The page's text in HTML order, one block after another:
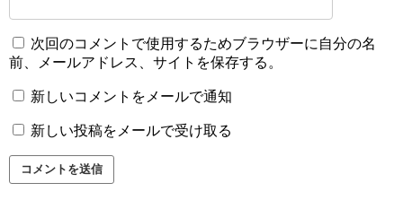
次回のコメントで使用するためブラウザーに自分の名
前、メールアドレス、サイトを保存する。
新しいコメントをメールで通知
新しい投稿をメールで受け取る